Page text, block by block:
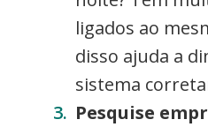
ligados ao
disso ajuda a
sistema
Pesquise